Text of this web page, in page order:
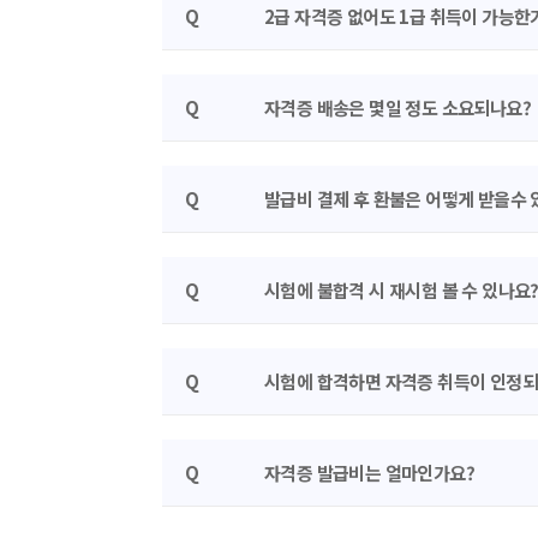
Q 2급 자격증 없어도 1급 취득이 가능한
Q 자격증 배송은 몇일 정도 소요되나요?
Q 발급비 결제 후 환불은 어떻게 받을수
Q 시험에 불합격 시 재시험 볼 수 있나요?
Q 시험에 합격하면 자격증 취득이 인정
Q 자격증 발급비는 얼마인가요?